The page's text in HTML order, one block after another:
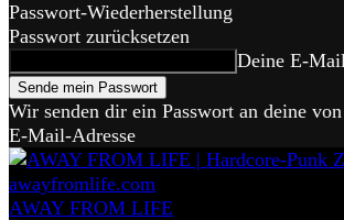
Passwort-Wiederherstellung
Passwort zurücksetzen
Deine E-
Wir senden dir ein Passwort an deine
E-Mail-Adresse
AWAY FROM LIFE